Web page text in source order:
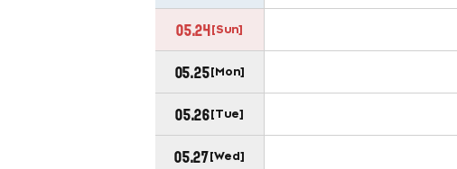
05.24 [Sun]
05.25 [Mon]
05.26 [Tue]
05.27 [Wed]